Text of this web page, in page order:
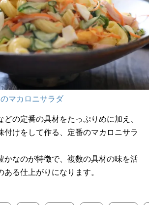
マカロニサラダ
どの定番の具材をたっぷりめに加え、
付けをして作る、定番のマカロニサラ
かなのが特徴で、複数の具材の味を活
る仕上がりになります。